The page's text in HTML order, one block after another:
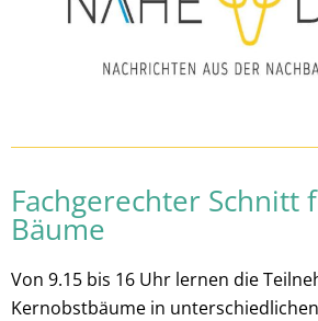
Fachgerechter Schnitt
Bäume
Von 9.15 bis 16 Uhr lernen die
Kernobstbäume in